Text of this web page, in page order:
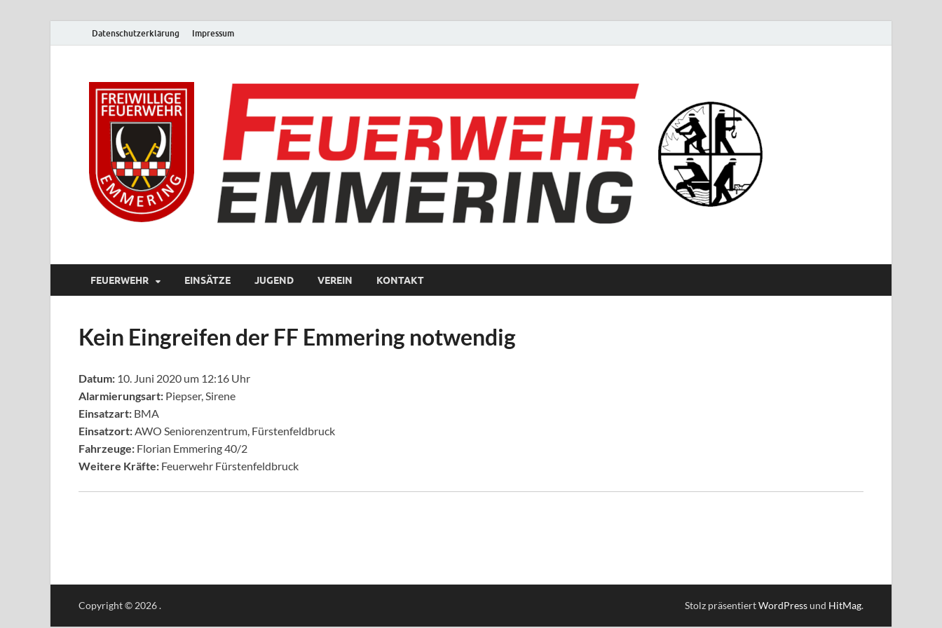
Datenschutzerklärung Impressum
FEUERWEHR EINSÄTZE JUGEND VEREIN KONTAKT
Kein Eingreifen der FF Emmering notwendig
Datum: 10. Juni 2020 um 12:16 Uhr
Alarmierungsart: Piepser, Sirene
Einsatzart: BMA
Einsatzort:AWO Seniorenzentrum, Fürstenfeldbruck
Fahrzeuge: Florian Emmering 40/2
Weitere Kräfte: Feuerwehr Fürstenfeldbruck
Copyright © 2026. Stolz präsentiertWordPressund HitMag.